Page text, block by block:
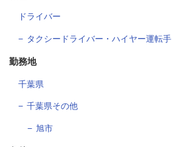
ドライバー
タクシードライバー・ハイヤー運転手
勤務地
千葉県
千葉県その他
旭市